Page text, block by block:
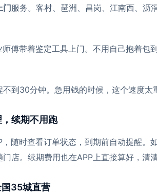
门服务。客村、琶洲、昌岗、江南西、沥
傅带着鉴定工具上门。不用自己抱着包
到30分钟。急用钱的时候，这个速度太
续期不用跑
随时查看订单状态，到期前自动提醒。
门店。续期费用也在APP上直接算好，清清
35城直营